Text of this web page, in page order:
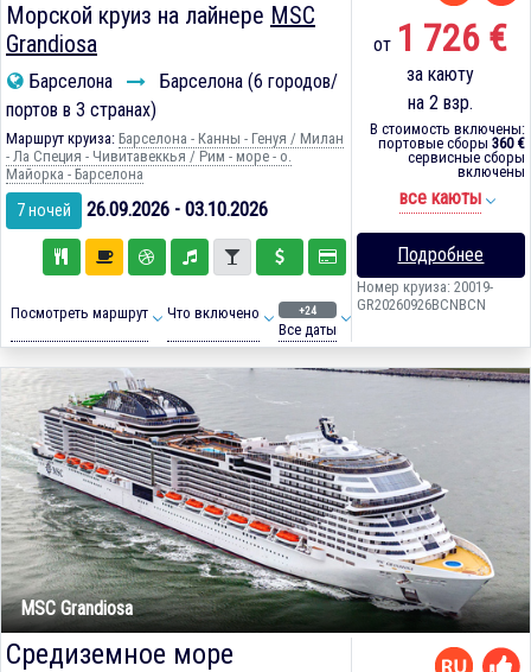
Морской круиз на лайнере MSC
Grandiosa
Барселона
Барселона (6 городов/
портов в 3 странах)
Маршрут круиза: Барселона - Канны - Генуя / Милан
- Ла Специя - Чивитавеккья / Рим - море - о.
Майорка - Барселона
7 ночей 26.09.2026 - 03.10.2026
Посмотреть маршрут Что включено +24
Все даты
от 1 726 €
за каюту
на 2 взр.
В стоимость включены:
портовые сборы 360 €
сервисные сборы
включены
все каюты
Подробнее
Номер круиза: 20019-
GR20260926BCNBCN
MSC Grandiosa
Средиземное море